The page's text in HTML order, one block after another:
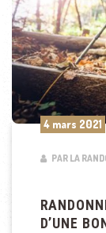
4 mars 2021
PAR LA
D’UNE